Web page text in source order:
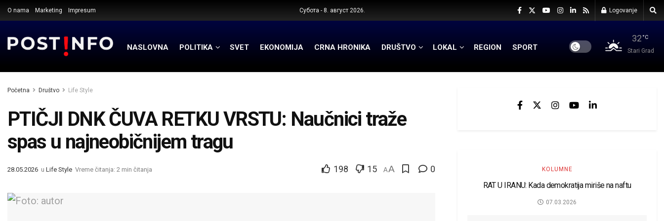
O nama Marketing Impresum Субота - 8. август 2026. Logovanje
NASLOVNA POLITIKA SVET EKONOMIJA CRNA HRONIKA DRUŠTVO LOKAL REGION SPORT
32 °C
Stari Grad
Početna Društvo Life Style
PTIČJI DNK ČUVA RETKU VRSTU: Naučnici traže
spas u najneobičnijem tragu
28.05.2026 u Life Style Vreme čitanja: 2 min čitanja 198 15 AA 0 KOLUMNE
RAT U IRANU: Kada demokratija miriše na naftu
07.03.2026